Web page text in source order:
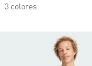
3 colores